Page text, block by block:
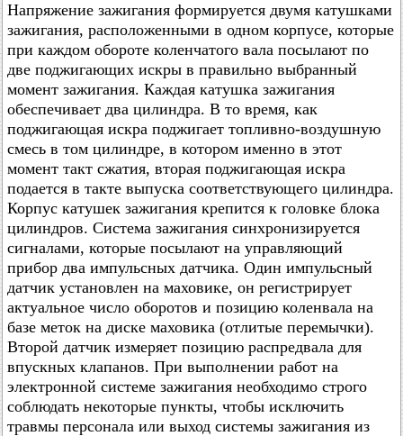
Напряжение зажигания формируется двумя катушками
зажигания, расположенными в одном корпусе, которые
при каждом обороте коленчатого вала посылают по
две поджигающих искры в правильно выбранный
момент зажигания. Каждая катушка зажигания
обеспечивает два цилиндра. В то время, как
поджигающая искра поджигает топливно-воздушную
смесь в том цилиндре, в котором именно в этот
момент такт сжатия, вторая поджигающая искра
подается в такте выпуска соответствующего цилиндра.
Корпус катушек зажигания крепится к головке блока
цилиндров. Система зажигания синхронизируется
сигналами, которые посылают на управляющий
прибор два импульсных датчика. Один импульсный
датчик установлен на маховике, он регистрирует
актуальное число оборотов и позицию коленвала на
базе меток на диске маховика (отлитые перемычки).
Второй датчик измеряет позицию распредвала для
впускных клапанов. При выполнении работ на
электронной системе зажигания необходимо строго
соблюдать некоторые пункты, чтобы исключить
травмы персонала или выход системы зажигания из